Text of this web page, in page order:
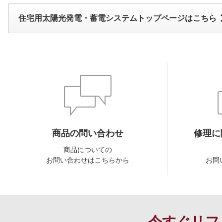
住宅用太陽光発電・蓄電システムトップページはこちら
商品の問い合わせ
商品についての
お問い合わせはこちらから
修理
お問